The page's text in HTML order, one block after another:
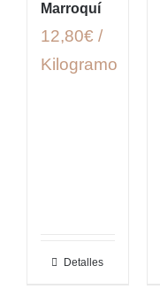
Marroquí
12,80€ /
Kilogramo
Detalles